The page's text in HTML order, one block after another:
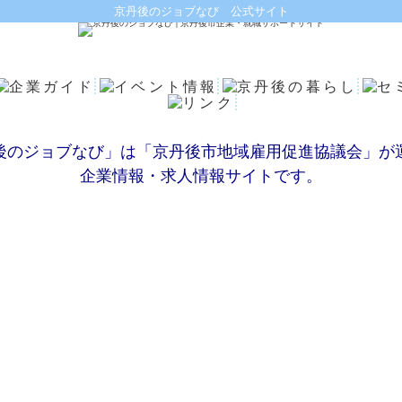
京丹後のジョブなび 公式サイト
のジョブなび」は「京丹後市地域雇用促進協議会」が
企業情報・求人情報サイトです。